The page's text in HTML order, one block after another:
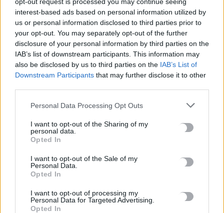
interest-based ads based on personal information utilized by
us or personal information disclosed to third parties prior to
your opt-out. You may separately opt-out of the further
disclosure of your personal information by third parties on the
IAB’s list of downstream participants. This information may
also be disclosed by us to third parties on the IAB’s List of
Downstream Participants that may further disclose it to other
Personal Data Processing Opt Outs
I want to opt-out of the Sharing of my
personal data.
Opted In
I want to opt-out of the Sale of my
Personal Data.
Opted In
I want to opt-out of processing my
Personal Data for Targeted Advertising.
Opted In
Το Αρκαλοχώρι γιόρτασε τον Προστάτη και Πολιούχο του
6 Αυγούστου, 2026
Παρατείνονται τα προληπτικά μέτρα στην Κρήτη για την
ευλογιά των αιγοπροβάτων
6 Αυγούστου, 2026
Έκτακτο επίδομα παιδιού: Ποιοι πάνε ταμείο
ΟΠΕΚΑ: Νέα πληρωμή στις 7 Αυγούστου για τρίτεκνες και
πολύτεκνες οικογένειες
6 Αυγούστου, 2026
TRENDING